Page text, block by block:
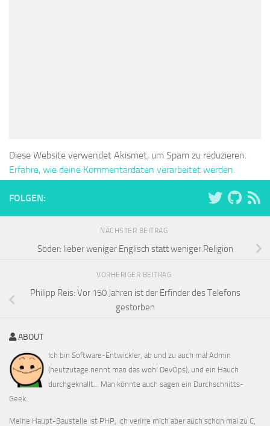
Diese Website verwendet Akismet, um Spam zu reduzieren.
Erfahre, wie deine Kommentardaten verarbeitet werden.
FOLGEN:
NÄCHSTER BEITRAG
Söder: lieber weniger Englisch statt weniger Religion
VORHERIGER BEITRAG
Philipp Reis: Vor 150 Jahren ist der Erfinder des Telefons
gestorben
ABOUT
Ich bin Software-Entwickler, ab und zu auch mal Admin
(heutzutage nennt man das wohl DevOps), und ein Hauch
durchgeknallt... Man könnte auch sagen ein Durchschnitts-
Geek.
Meine Haupt-Baustelle ist PHP, ich verirre mich aber auch schon mal zu C,